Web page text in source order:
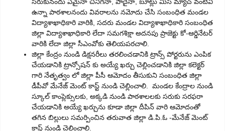
సరుకునందు ఏమైనా చినిగినా, పాదైనా, బూట్లు మిస్ మ్యాచ్ వంటివి
ఉన్నా పాఠశాలనందు వివరాలను నమోదు చేసి సంబంధిత మండల
విద్యాశాఖాధికారి వారికి, సదరు మండల విద్యాశాఖాధికారి సంబంధిత
జిల్లా విద్యాశాఖాధికారి లేదా సమగశిక్షా అదనపు ప్రాజెక్టు కో-ఆర్డినేటర్
వారికి లేదా జిల్లా సీఎంవోకు తెలియపరచాలి.
జిల్లా కేంద్రం నుండి డిక్షనరీలు తరలించడానికి ట్రాన్స్ పోర్టరును ఎంపిక
చేయడానికి ట్రాన్సోషన్ కు అయ్యే ఖర్చు చెల్లించడానికి జిల్లా కలెక్టర్
గారి నేతృత్వం లో జిల్లా పీసీ ఆమోదం తీసుకుని సంబంధిత జిల్లా
డీపీవో మేనేజ్ మెంట్ కాస్ట్ నుండి చెల్లించాలి. మండల కేంద్రాల నుండి
స్కూల్ కాంప్లెక్సులకు, అక్కడి నుండి పాఠశాలలకు సరుకు సరఫరా
చేయడానికి అయ్యే ఖర్చును కూడా జిల్లా దీపిన్ వారి ఆమోదంతో
తగిన బిల్లులు సమర్పించిన తరువాత జిల్లా డి.పి.ఓ -మేనేజ్ మెంట్
కాస్ట్ నుండి చెల్లించాలి.